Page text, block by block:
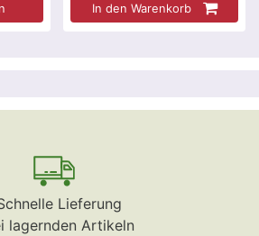
In den Warenkorb
Lieferung
lagernden Artikeln